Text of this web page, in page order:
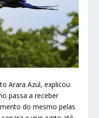
Arara Azul, explicou
passa a receber
do mesmo pelas